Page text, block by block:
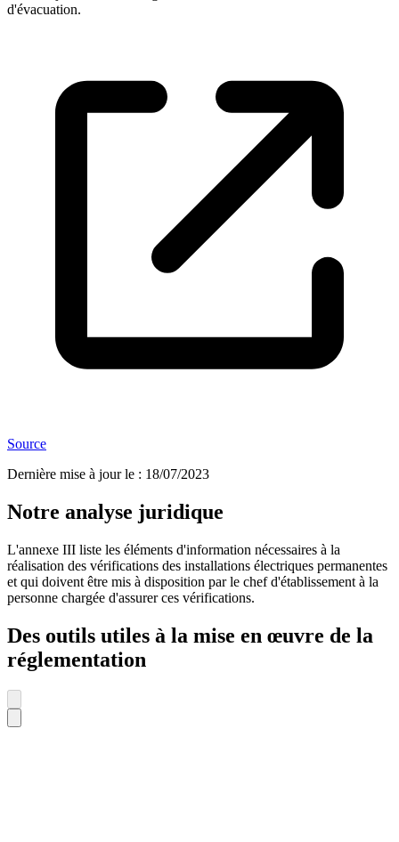
d'évacuation.
Source
Dernière mise à jour le : 18/07/2023
Notre analyse juridique
L'annexe III liste les éléments d'information nécessaires à la
réalisation des vérifications des installations électriques permanentes
et qui doivent être mis à disposition par le chef d'établissement à la
personne chargée d'assurer ces vérifications.
Des outils utiles à la mise en œuvre de la
réglementation